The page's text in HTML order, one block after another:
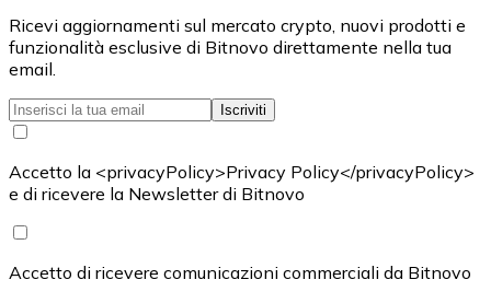
Ricevi aggiornamenti sul mercato crypto, nuovi prodotti e
funzionalità esclusive di Bitnovo direttamente nella tua
email.
Iscriviti
Accetto la <privacyPolicy>Privacy Policy</privacyPolicy>
e di ricevere la Newsletter di Bitnovo
Accetto di ricevere comunicazioni commerciali da Bitnovo